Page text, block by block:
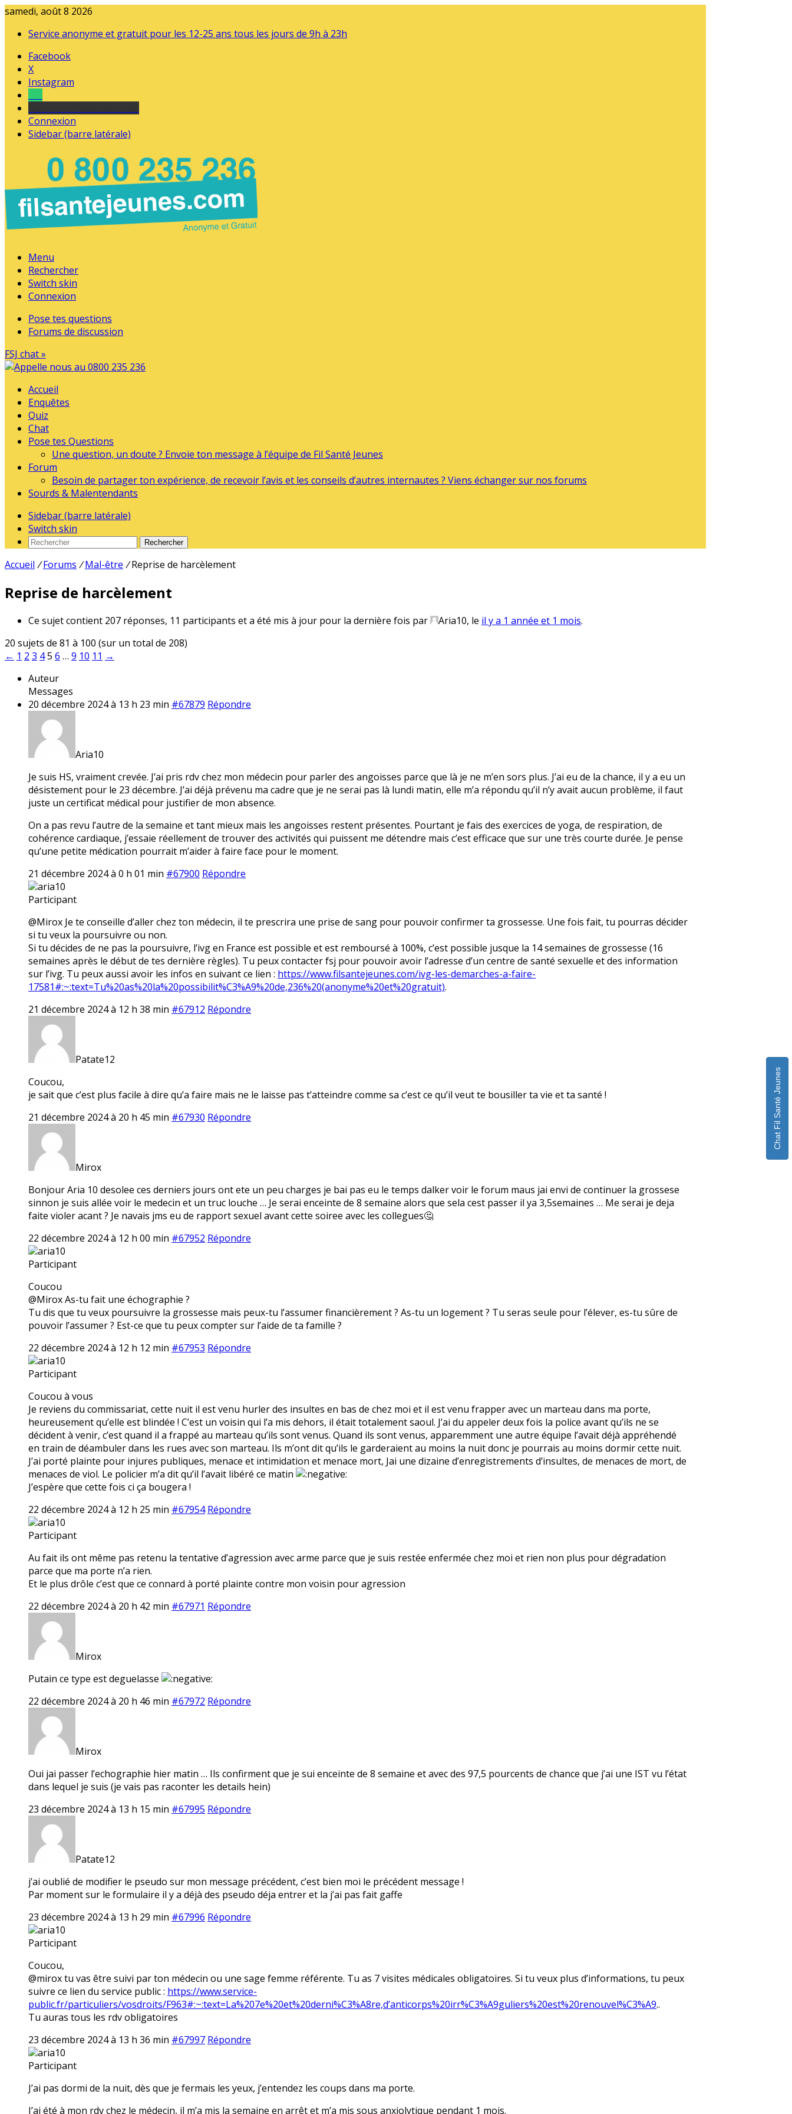
samedi, août 8 2026
Service anonyme et gratuit pour les 12-25 ans tous les jours de 9h à 23h
Facebook
X
Instagram
Connexion
Sidebar (barre latérale)
Menu
Rechercher
Switch skin
Connexion
Pose tes questions
Forums de discussion
FSJ chat »
Accueil
Enquêtes
Quiz
Chat
Pose tes Questions
Une question, un doute ? Envoie ton message à l’équipe de Fil Santé Jeunes
Forum
Besoin de partager ton expérience, de recevoir l’avis et les conseils d’autres internautes ? Viens échanger sur nos forums
Sourds & Malentendants
Sidebar (barre latérale)
Switch skin
Rechercher
Accueil / Forums / Mal-être / Reprise de harcèlement
Reprise de harcèlement
Ce sujet contient 207 réponses, 11 participants et a été mis à jour pour la dernière fois par Aria10, le il y a 1 année et 1 mois.
20 sujets de 81 à 100 (sur un total de 208)
← 1 2 3 45 6 … 9 10 11 →
Auteur
Messages
20 décembre 2024 à 13 h 23 min #67879 Répondre
Aria10
Je suis HS, vraiment crevée. J’ai pris rdv chez mon médecin pour parler des angoisses parce que là je ne m’en sors plus. J’ai eu de la chance, il y a eu un
désistement pour le 23 décembre. J’ai déjà prévenu ma cadre que je ne serai pas là lundi matin, elle m’a répondu qu’il n’y avait aucun problème, il faut
juste un certificat médical pour justifier de mon absence.
On a pas revu l’autre de la semaine et tant mieux mais les angoisses restent présentes. Pourtant je fais des exercices de yoga, de respiration, de
cohérence cardiaque, j’essaie réellement de trouver des activités qui puissent me détendre mais c’est efficace que sur une très courte durée. Je pense
qu’une petite médication pourrait m’aider à faire face pour le moment.
21 décembre 2024 à 0 h 01 min #67900 Répondre
aria10
Participant
@Mirox Je te conseille d’aller chez ton médecin, il te prescrira une prise de sang pour pouvoir confirmer ta grossesse. Une fois fait, tu pourras décider
si tu veux la poursuivre ou non.
Si tu décides de ne pas la poursuivre, l’ivg en France est possible et est remboursé à 100%, c’est possible jusque la 14 semaines de grossesse (16
semaines après le début de tes dernière règles). Tu peux contacter fsj pour pouvoir avoir l’adresse d’un centre de santé sexuelle et des information
sur l’ivg. Tu peux aussi avoir les infos en suivant ce lien : https://www.filsantejeunes.com/ivg-les-demarches-a-faire-
17581#:~:text=Tu%20as%20la%20possibilit%C3%A9%20de,236%20(anonyme%20et%20gratuit).
21 décembre 2024 à 12 h 38 min #67912 Répondre
Patate12
Coucou,
je sait que c’est plus facile à dire qu’a faire mais ne le laisse pas t’atteindre comme sa c’est ce qu’il veut te bousiller ta vie et ta santé !
21 décembre 2024 à 20 h 45 min #67930 Répondre
Mirox
Bonjour Aria 10 desolee ces derniers jours ont ete un peu charges je bai pas eu le temps dalker voir le forum maus jai envi de continuer la grossese
sinnon je suis allée voir le medecin et un truc louche … Je serai enceinte de 8 semaine alors que sela cest passer il ya 3,5semaines … Me serai je deja
faite violer acant ? Je navais jms eu de rapport sexuel avant cette soiree avec les collegues🤔
22 décembre 2024 à 12 h 00 min #67952 Répondre
aria10
Participant
Coucou
@Mirox As-tu fait une échographie ?
Tu dis que tu veux poursuivre la grossesse mais peux-tu l’assumer financièrement ? As-tu un logement ? Tu seras seule pour l’élever, es-tu sûre de
pouvoir l’assumer ? Est-ce que tu peux compter sur l’aide de ta famille ?
22 décembre 2024 à 12 h 12 min #67953 Répondre
aria10
Participant
Coucou à vous
Je reviens du commissariat, cette nuit il est venu hurler des insultes en bas de chez moi et il est venu frapper avec un marteau dans ma porte,
heureusement qu’elle est blindée ! C’est un voisin qui l’a mis dehors, il était totalement saoul. J’ai du appeler deux fois la police avant qu’ils ne se
décident à venir, c’est quand il a frappé au marteau qu’ils sont venus. Quand ils sont venus, apparemment une autre équipe l’avait déjà appréhendé
en train de déambuler dans les rues avec son marteau. Ils m’ont dit qu’ils le garderaient au moins la nuit donc je pourrais au moins dormir cette nuit.
J’ai porté plainte pour injures publiques, menace et intimidation et menace mort, Jai une dizaine d’enregistrements d’insultes, de menaces de mort, de
menaces de viol. Le policier m’a dit qu’il l’avait libéré ce matin
J’espère que cette fois ci ça bougera !
22 décembre 2024 à 12 h 25 min #67954 Répondre
aria10
Participant
Au fait ils ont même pas retenu la tentative d’agression avec arme parce que je suis restée enfermée chez moi et rien non plus pour dégradation
parce que ma porte n’a rien.
Et le plus drôle c’est que ce connard à porté plainte contre mon voisin pour agression
22 décembre 2024 à 20 h 42 min #67971 Répondre
Mirox
Putain ce type est deguelasse
22 décembre 2024 à 20 h 46 min #67972 Répondre
Mirox
Oui jai passer l’echographie hier matin … Ils confirment que je sui enceinte de 8 semaine et avec des 97,5 pourcents de chance que j’ai une IST vu l’état
dans lequel je suis (je vais pas raconter les details hein)
23 décembre 2024 à 13 h 15 min #67995 Répondre
Patate12
j’ai oublié de modifier le pseudo sur mon message précédent, c’est bien moi le précédent message !
Par moment sur le formulaire il y a déjà des pseudo déja entrer et la j’ai pas fait gaffe
23 décembre 2024 à 13 h 29 min #67996 Répondre
aria10
Participant
Coucou,
@mirox tu vas être suivi par ton médecin ou une sage femme référente. Tu as 7 visites médicales obligatoires. Si tu veux plus d’informations, tu peux
suivre ce lien du service public : https://www.service-
public.fr/particuliers/vosdroits/F963#:~:text=La%207e%20et%20derni%C3%A8re,d’anticorps%20irr%C3%A9guliers%20est%20renouvel%C3%A9..
Tu auras tous les rdv obligatoires
23 décembre 2024 à 13 h 36 min #67997 Répondre
aria10
Participant
J’ai pas dormi de la nuit, dès que je fermais les yeux, j’entendez les coups dans ma porte.
J’ai été à mon rdv chez le médecin, il m’a mis la semaine en arrêt et m’a mis sous anxiolytique pendant 1 mois.
Chat Fil Santé Jeunes